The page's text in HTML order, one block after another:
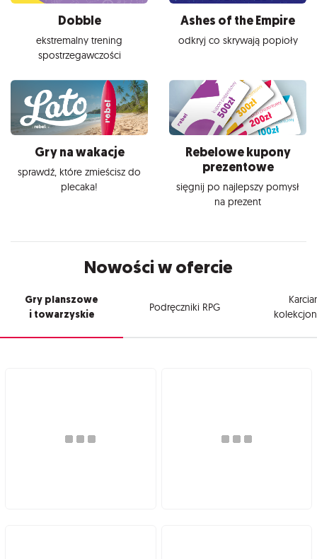
Dobble
ekstremalny trening
spostrzegawczości
Ashes of the Empire
odkryj co skrywają popioły
Gry na wakacje
sprawdź, które zmieścisz do
plecaka!
Rebelowe kupony
prezentowe
sięgnij po najlepszy pomysł
na prezent
Nowości w ofercie
Gry planszowe
i towarzyskie
Podręczniki RPG